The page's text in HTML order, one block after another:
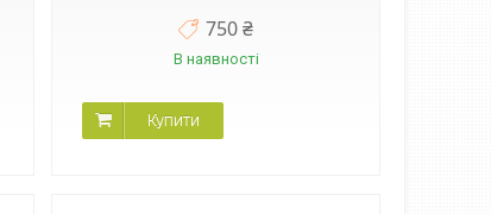
750 ₴
В наявності
Купити